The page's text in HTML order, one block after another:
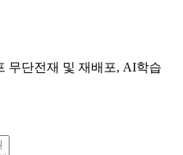
무단전재 및 재배포, AI학습